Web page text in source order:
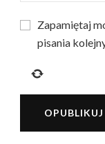
Zapamiętaj
pisania